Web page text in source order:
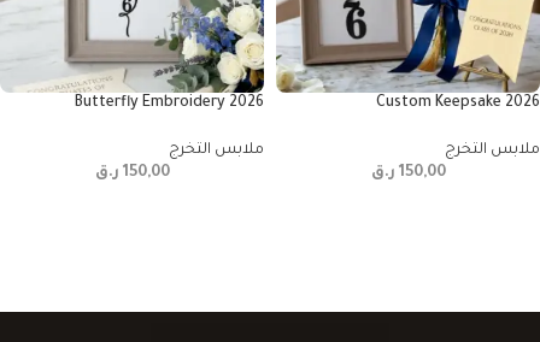
2026 Custom Keepsake
ملابس التخرج
150,00 ر.ق
2026 Butterfly Embroidery
ملابس التخرج
150,00 ر.ق